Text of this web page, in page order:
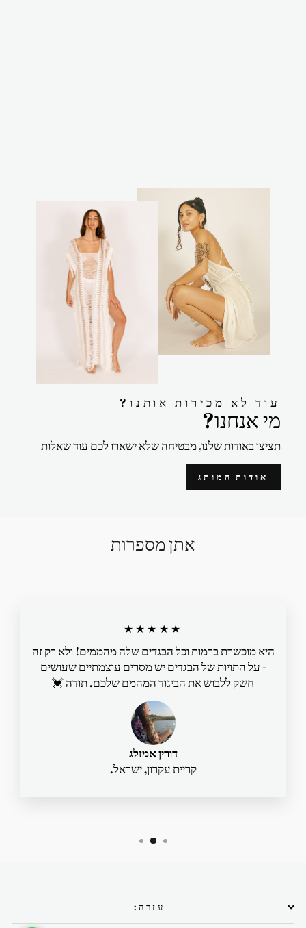
?עוד לא מכירות אותנו
?מי אנחנו
תציצו באודות שלנו, מבטיחה שלא ישארו לכם עוד שאלות
אודות המותג
אתן מספרות
★★★★★
היא מוכשרת ברמות וכל הבגדים שלה מהממים! ולא רק זה
- על התויות של הבגדים יש מסרים עוצמתיים שעושים
חשק ללבוש את הביגוד המהמם שלכם. תודה 💓
דורין אמזלג
קריית עקרון, ישראל.
עזרה: